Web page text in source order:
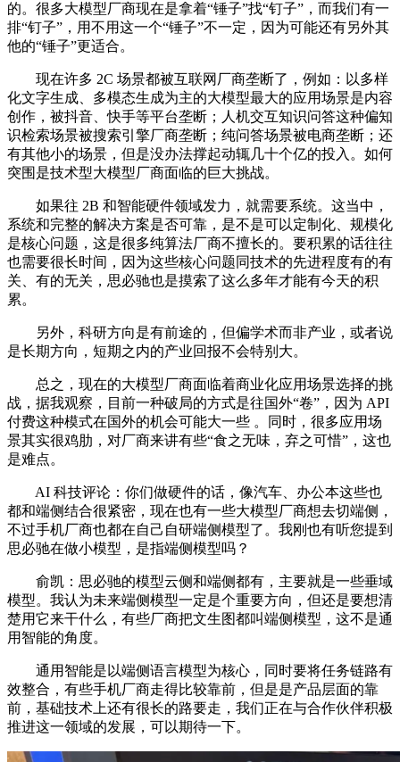
的。很多大模型厂商现在是拿着“锤子”找“钉子”，而我们有一
排“钉子”，用不用这一个“锤子”不一定，因为可能还有另外其
他的“锤子”更适合。
现在许多 2C 场景都被互联网厂商垄断了，例如：以多样
化文字生成、多模态生成为主的大模型最大的应用场景是内容
创作，被抖音、快手等平台垄断；人机交互知识问答这种偏知
识检索场景被搜索引擎厂商垄断；纯问答场景被电商垄断；还
有其他小的场景，但是没办法撑起动辄几十个亿的投入。如何
突围是技术型大模型厂商面临的巨大挑战。
如果往 2B 和智能硬件领域发力，就需要系统。这当中，
系统和完整的解决方案是否可靠，是不是可以定制化、规模化
是核心问题，这是很多纯算法厂商不擅长的。要积累的话往往
也需要很长时间，因为这些核心问题同技术的先进程度有的有
关、有的无关，思必驰也是摸索了这么多年才能有今天的积
累。
另外，科研方向是有前途的，但偏学术而非产业，或者说
是长期方向，短期之内的产业回报不会特别大。
总之，现在的大模型厂商面临着商业化应用场景选择的挑
战，据我观察，目前一种破局的方式是往国外“卷”，因为 API
付费这种模式在国外的机会可能大一些 。同时，很多应用场
景其实很鸡肋，对厂商来讲有些“食之无味，弃之可惜”，这也
是难点。
AI 科技评论：你们做硬件的话，像汽车、办公本这些也
都和端侧结合很紧密，现在也有一些大模型厂商想去切端侧，
不过手机厂商也都在自己自研端侧模型了。我刚也有听您提到
思必驰在做小模型，是指端侧模型吗？
俞凯：思必驰的模型云侧和端侧都有，主要就是一些垂域
模型。我认为未来端侧模型一定是个重要方向，但还是要想清
楚用它来干什么，有些厂商把文生图都叫端侧模型，这不是通
用智能的角度。
通用智能是以端侧语言模型为核心，同时要将任务链路有
效整合，有些手机厂商走得比较靠前，但是是产品层面的靠
前，基础技术上还有很长的路要走，我们正在与合作伙伴积极
推进这一领域的发展，可以期待一下。